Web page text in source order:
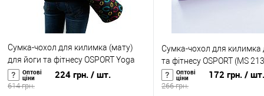
Сумка-чохол для килимка (мату)
для йоги та фітнесу OSPORT Yoga
bag fashion (FI-6011)
Оптові
ціни 224 грн. / шт.
614 грн.
Сумка-чохол для килимка
та фітнесу OSPORT (MS
Оптові
ціни 172 грн. / шт.
266 грн.